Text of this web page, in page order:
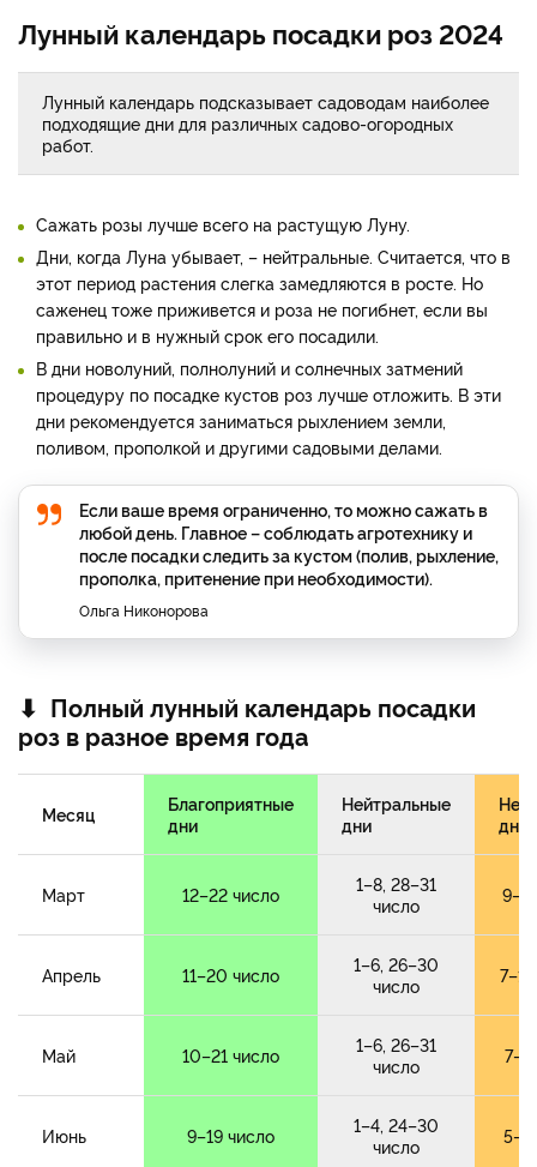
Лунный календарь посадки роз 2024
Лунный календарь подсказывает садоводам наиболее
подходящие дни для различных садово-огородных
работ.
Сажать розы лучше всего на растущую Луну.
Дни, когда Луна убывает, – нейтральные. Считается, что в
этот период растения слегка замедляются в росте. Но
саженец тоже приживется и роза не погибнет, если вы
правильно и в нужный срок его посадили.
В дни новолуний, полнолуний и солнечных затмений
процедуру по посадке кустов роз лучше отложить. В эти
дни рекомендуется заниматься рыхлением земли,
поливом, прополкой и другими садовыми делами.
Если ваше время ограниченно, то можно сажать в
любой день. Главное – соблюдать агротехнику и
после посадки следить за кустом (полив, рыхление,
прополка, притенение при необходимости).
Ольга Никонорова
⬇ Полный лунный календарь посадки
роз в разное время года
Месяц
Благоприятные
дни
Нейтральные
дни
дни
Март 12–22 число
1–8, 28–31
число
Апрель 11–20 число
1–6, 26–30
число
Май 10–21 число
1–6, 26–31
число
Июнь 9–19 число
1–4, 24–30
число